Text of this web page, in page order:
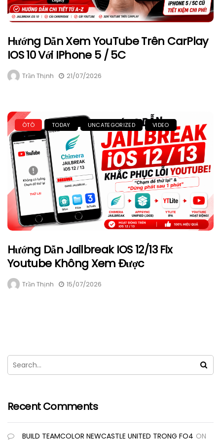
Hướng Dẫn Xem YouTube Trên CarPlay
IOS 10 Với IPhone 5 / 5C
Trần Thịnh 21/07/2026
ÔTÔ TODAY UNCATEGORIZED VIDEO
Hướng Dẫn Jailbreak IOS 12/13 Fix
Youtube Không Xem Được
Trần Thịnh 15/07/2026
Recent Comments
BUILD TEAMCOLOR NEWCASTLE UNITED TRONG FO4 ON